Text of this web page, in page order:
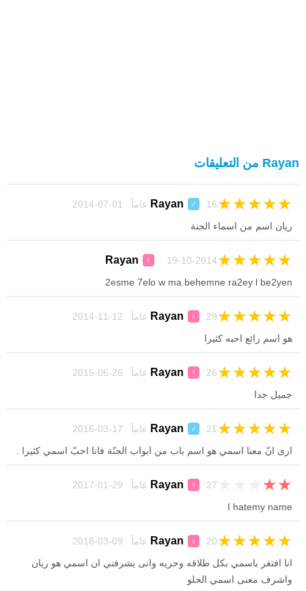
Rayan من التعليقات
Rayan ♂ 16 عاماً 01-07-2014 ★
★
★
★
★
ريان اسم من اسماء الجنة
Rayan ♀ 19-10-2014 ★
★
★
★
★
2esme 7elo w ma behemne ra2ey l be2yen
Rayan ♀ 29 عاماً 12-11-2014 ★
★
★
★
★
هو اسم رائع احبه كثيرا
Rayan ♀ 26 عاماً 26-06-2015 ★
★
★
★
★
جميل جدا
Rayan ♂ 21 عاماً 17-03-2016 ★
★
★
★
★
ارى انّ معنا اسمي هو اسم باب من ابواب الجنّة فانا احبّ اسمي كثيرا .
Rayan ♀ 27 عاماً 29-01-2017 ★
★
I hatemy name
Rayan ♀ 20 عاماً 09-03-2018 ★
★
★
★
★
انا افتغر باسمي بكل طلاقه وحريه وانى يشرفني ان اسمي هو ريان
واشرف معنى اسمي الحلو